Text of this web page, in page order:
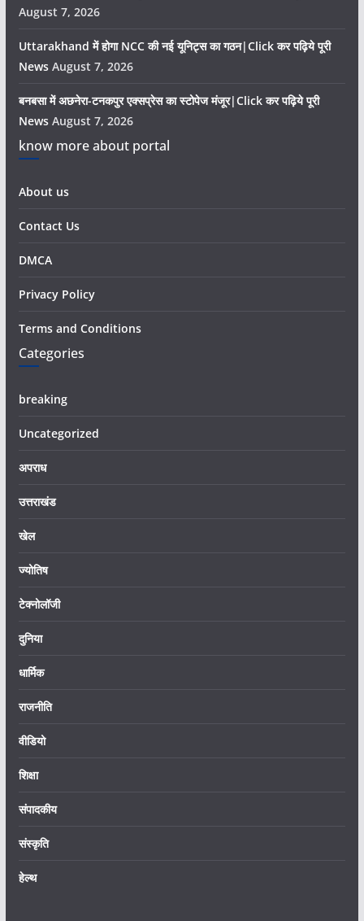
August 7, 2026
Uttarakhand में होगा NCC की नई यूनिट्स का गठन|Click कर पढ़िये पूरी
News August 7, 2026
बनबसा में अछनेरा-टनकपुर एक्सप्रेस का स्टोपेज मंजूर|Click कर पढ़िये पूरी
News August 7, 2026
know more about portal
About us
Contact Us
DMCA
Privacy Policy
Terms and Conditions
Categories
breaking
Uncategorized
अपराध
उत्तराखंड
खेल
ज्योतिष
टेक्नोलॉजी
दुनिया
धार्मिक
राजनीति
वीडियो
शिक्षा
संपादकीय
संस्कृति
हेल्थ